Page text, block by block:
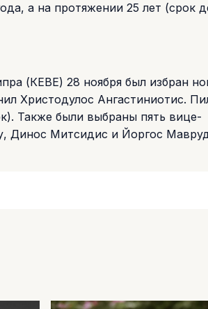
а на протяжении 25 лет (срок
(КЕВЕ) 28 ноября был избран
Христодулос Ангастиниотис.
Также были выбраны пять вице-
Динос Митсидис и Йоргос